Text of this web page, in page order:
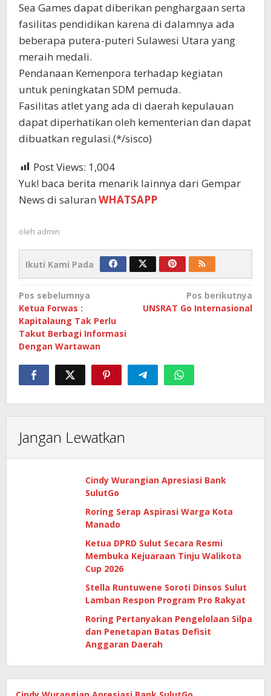
Sea Games dapat diberikan penghargaan serta
fasilitas pendidikan karena di dalamnya ada
beberapa putera-puteri Sulawesi Utara yang
meraih medali.
Pendanaan Kemenpora terhadap kegiatan
untuk peningkatan SDM pemuda.
Fasilitas atlet yang ada di daerah kepulauan
dapat diperhatikan oleh kementerian dan dapat
dibuatkan regulasi.(*/sisco)
Post Views: 1,004
Yuk! baca berita menarik lainnya dari Gempar
News di saluran WHATSAPP
oleh admin
Ikuti Kami Pada
Navigasi
pos
Pos sebelumnya
Ketua Forwas :
Kapitalaung Tak Perlu
Takut Berbagi Informasi
Dengan Wartawan
Pos berikutnya
UNSRAT Go Internasional
Jangan Lewatkan
Cindy Wurangian Apresiasi Bank
SulutGo
Roring Serap Aspirasi Warga Kota
Manado
Ketua DPRD Sulut Secara Resmi
Membuka Kejuaraan Tinju Walikota
Cup 2026
Stella Runtuwene Soroti Dinsos Sulut
Lamban Respon Program Pro Rakyat
Roring Pertanyakan Pengelolaan Silpa
dan Penetapan Batas Defisit
Anggaran Daerah